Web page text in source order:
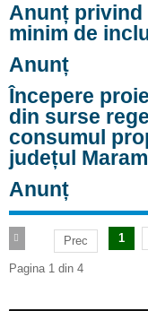
Anunț privind
minim de
Anunț
Începere
din surse
consumul
județul
Anunț
Prec 1
Pagina 1 din 4